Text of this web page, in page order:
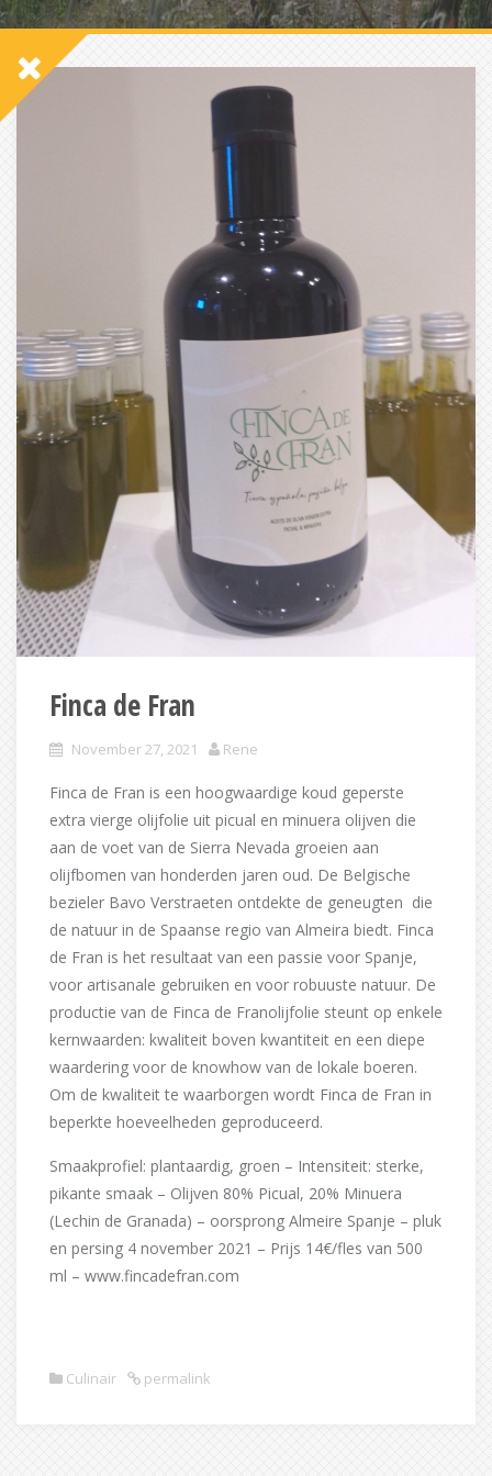
Finca de Fran
November 27, 2021 Rene
Finca de Fran is een hoogwaardige koud geperste
extra vierge olijfolie uit picual en minuera olijven die
aan de voet van de Sierra Nevada groeien aan
olijfbomen van honderden jaren oud. De Belgische
bezieler Bavo Verstraeten ontdekte de geneugten die
de natuur in de Spaanse regio van Almeira biedt. Finca
de Fran is het resultaat van een passie voor Spanje,
voor artisanale gebruiken en voor robuuste natuur. De
productie van de Finca de Franolijfolie steunt op enkele
kernwaarden: kwaliteit boven kwantiteit en een diepe
waardering voor de knowhow van de lokale boeren.
Om de kwaliteit te waarborgen wordt Finca de Fran in
beperkte hoeveelheden geproduceerd.
Smaakprofiel: plantaardig, groen – Intensiteit: sterke,
pikante smaak – Olijven 80% Picual, 20% Minuera
(Lechin de Granada) – oorsprong Almeire Spanje – pluk
en persing 4 november 2021 – Prijs 14€/fles van 500
ml – www.fincadefran.com
Culinair permalink